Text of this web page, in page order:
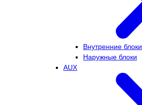
Внутренние блоки
Наружные блоки
AUX